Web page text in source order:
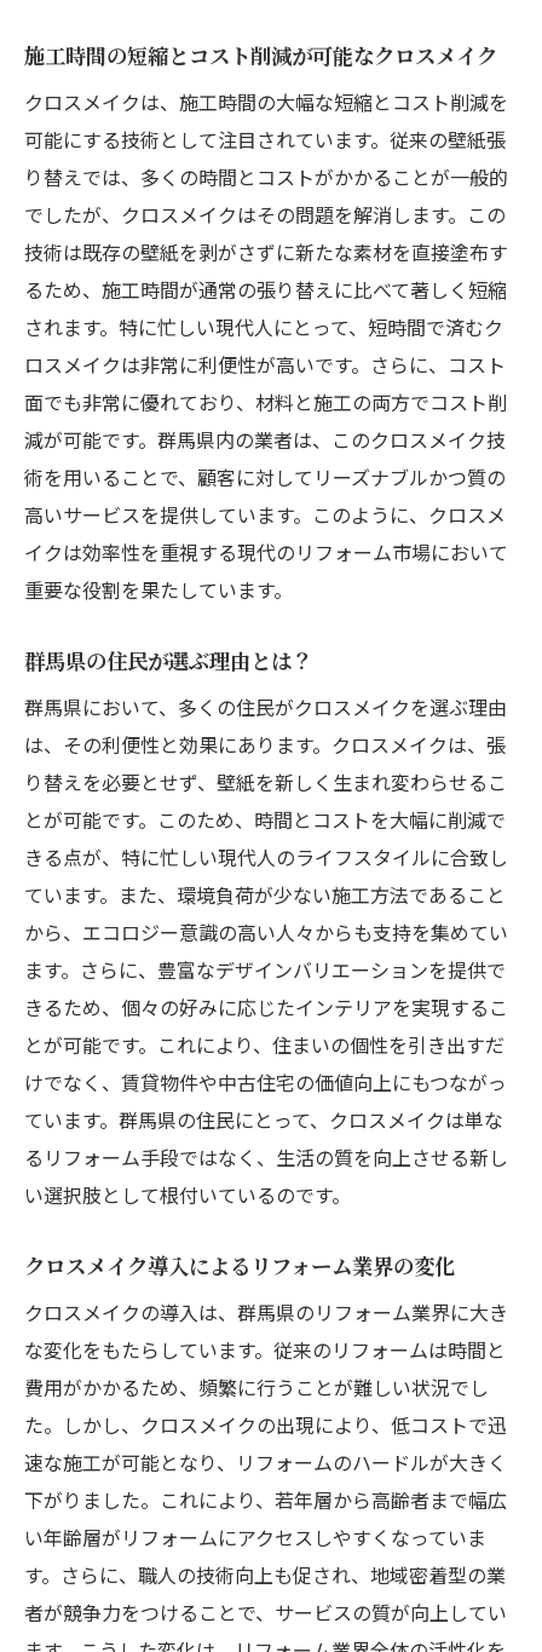
原状回復におけるクロスメイクの新基準
群馬県の賃貸市場のトレンドとしてのクロ
スメイク
クロスメイクで賃貸物件の価値を向上させ
る
入居者満足度を高めるクロスメイクの役割
群馬県におけるクロスメイクの導入事例
クロスメイクで多様なデザインを実現群馬県の
事例
群馬県内で人気のクロスメイクデザイン
デザイン性と機能性を両立するクロスメイ
ク
活用法
群馬県の住宅市場で支持されるデザイン事
例
施工業者が提案するクロスメイクデザイン
のトレンド
施工業者が語る群馬県におけるクロスメイクの
未来
地元業者が見据えるクロスメイクの将来展
望
技術向上がもたらすクロスメイクの可能性
群馬県でのクロスメイク市場の未来予測
新技術導入によるクロスメイクの進化
施工業者が語るクロスメイクのメリットと
課題
影響
群馬県で広がるクロスメイク地域の技術向上の
取り組み
地域密着型の技術向上戦略
群馬県の施工業者による技術研修の重要性
クロスメイク技術者の育成とその成果
地域間のネットワーク構築による技術共有
クロスメイク業者の連携で生まれる新しい
価値
群馬県のクロスメイク技術向上事例
施工時間の短縮とコスト削減が可能なクロスメイク
クロスメイクは、施工時間の大幅な短縮とコスト削減を
可能にする技術として注目されています。従来の壁紙張
り替えでは、多くの時間とコストがかかることが一般的
でしたが、クロスメイクはその問題を解消します。この
技術は既存の壁紙を剥がさずに新たな素材を直接塗布す
るため、施工時間が通常の張り替えに比べて著しく短縮
されます。特に忙しい現代人にとって、短時間で済むク
ロスメイクは非常に利便性が高いです。さらに、コスト
面でも非常に優れており、材料と施工の両方でコスト削
減が可能です。群馬県内の業者は、このクロスメイク技
術を用いることで、顧客に対してリーズナブルかつ質の
高いサービスを提供しています。このように、クロスメ
イクは効率性を重視する現代のリフォーム市場において
重要な役割を果たしています。
群馬県の住民が選ぶ理由とは？
群馬県において、多くの住民がクロスメイクを選ぶ理由
は、その利便性と効果にあります。クロスメイクは、張
り替えを必要とせず、壁紙を新しく生まれ変わらせるこ
とが可能です。このため、時間とコストを大幅に削減で
きる点が、特に忙しい現代人のライフスタイルに合致し
ています。また、環境負荷が少ない施工方法であること
から、エコロジー意識の高い人々からも支持を集めてい
ます。さらに、豊富なデザインバリエーションを提供で
きるため、個々の好みに応じたインテリアを実現するこ
とが可能です。これにより、住まいの個性を引き出すだ
けでなく、賃貸物件や中古住宅の価値向上にもつながっ
ています。群馬県の住民にとって、クロスメイクは単な
るリフォーム手段ではなく、生活の質を向上させる新し
い選択肢として根付いているのです。
クロスメイク導入によるリフォーム業界の変化
クロスメイクの導入は、群馬県のリフォーム業界に大き
な変化をもたらしています。従来のリフォームは時間と
費用がかかるため、頻繁に行うことが難しい状況でし
た。しかし、クロスメイクの出現により、低コストで迅
速な施工が可能となり、リフォームのハードルが大きく
下がりました。これにより、若年層から高齢者まで幅広
い年齢層がリフォームにアクセスしやすくなっていま
す。さらに、職人の技術向上も促され、地域密着型の業
者が競争力をつけることで、サービスの質が向上してい